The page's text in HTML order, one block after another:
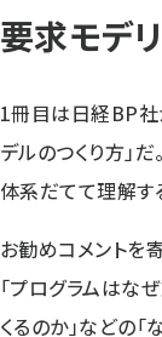
要求モデ
1冊目は日経BP社
デルのつくり方」
体系だてて理解す
お勧めコメントを
「プログラムはな
くるのか」などの「